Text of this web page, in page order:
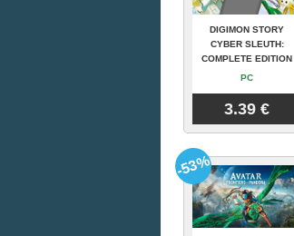
DIGIMON STORY
CYBER SLEUTH:
COMPLETE EDITION
PC
3.39 €
-53%